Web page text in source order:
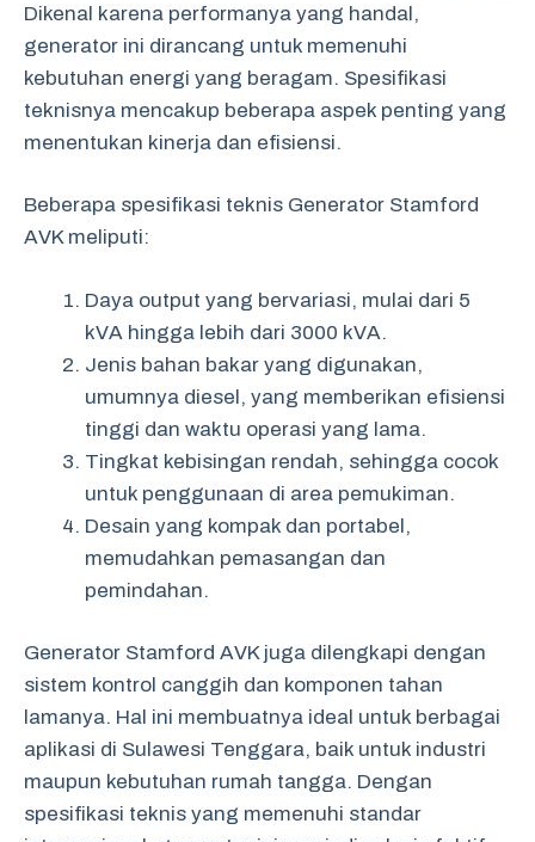
Dikenal karena performanya yang handal,
generator ini dirancang untuk memenuhi
kebutuhan energi yang beragam. Spesifikasi
teknisnya mencakup beberapa aspek penting yang
menentukan kinerja dan efisiensi.
Beberapa spesifikasi teknis Generator Stamford
AVK meliputi:
Daya output yang bervariasi, mulai dari 5
kVA hingga lebih dari 3000 kVA.
Jenis bahan bakar yang digunakan,
umumnya diesel, yang memberikan efisiensi
tinggi dan waktu operasi yang lama.
Tingkat kebisingan rendah, sehingga cocok
untuk penggunaan di area pemukiman.
Desain yang kompak dan portabel,
memudahkan pemasangan dan
pemindahan.
Generator Stamford AVK juga dilengkapi dengan
sistem kontrol canggih dan komponen tahan
lamanya. Hal ini membuatnya ideal untuk berbagai
aplikasi di Sulawesi Tenggara, baik untuk industri
maupun kebutuhan rumah tangga. Dengan
spesifikasi teknis yang memenuhi standar